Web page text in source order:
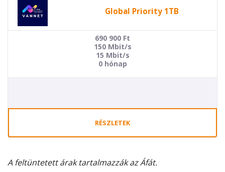
Global Priority 1TB
690 900 Ft
150 Mbit/s
15 Mbit/s
0 hónap
RÉSZLETEK
A feltüntetett árak tartalmazzák az Áfát.